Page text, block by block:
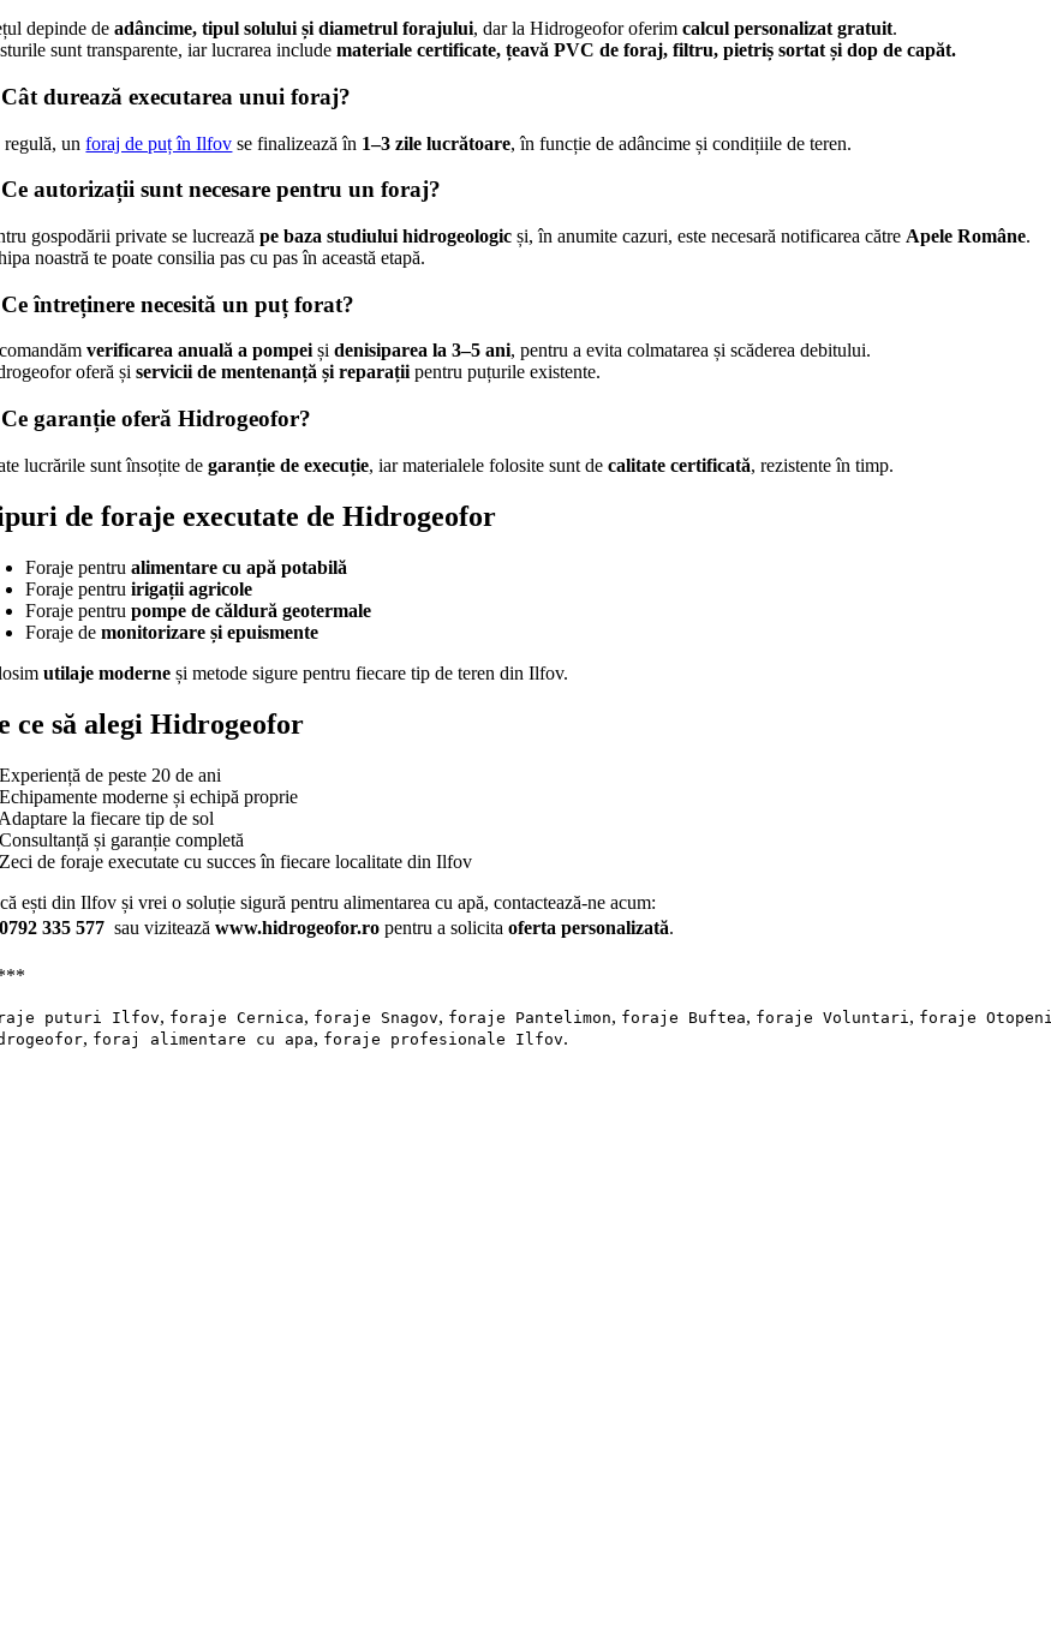
depinde deadâncime, tipul solului și diametrul forajului, dar la Hidrogeofor oferimcalcul personalizat gratuit.
sunt transparente, iar lucrarea includemateriale certificate, țeavă PVC de foraj, filtru, pietriș sortat și dop de capăt.
durează executarea unui foraj?
regulă, unforaj de puț în Ilfov se finalizează în 1–3 zile lucrătoare, în funcție de adâncime și condițiile de teren.
autorizații sunt necesare pentru un foraj?
gospodării private se lucreazăpe baza studiului hidrogeologic și, în anumite cazuri, este necesară notificarea către Apele Române.
noastră te poate consilia pas cu pas în această etapă.
întreținere necesită un puț forat?
verificarea anuală a pompeișidenisiparea la 3–5 ani, pentru a evita colmatarea și scăderea debitului.
oferă șiservicii de mentenanță și reparațiipentru puțurile existente.
garanție oferă Hidrogeofor?
lucrările sunt însoțite degaranție de execuție, iar materialele folosite sunt decalitate certificată, rezistente în timp.
de foraje executate de Hidrogeofor
Foraje pentrualimentare cu apă potabilă
Foraje pentruirigații agricole
Foraje pentrupompe de căldură geotermale
Foraje demonitorizare și epuismente
utilaje moderne și metode sigure pentru fiecare tip de teren din Ilfov.
ce să alegi Hidrogeofor
de peste 20 de ani
moderne și echipă proprie
la fiecare tip de sol
și garanție completă
de foraje executate cu succes în fiecare localitate din Ilfov
ești din Ilfov și vrei o soluție sigură pentru alimentarea cu apă, contactează-ne acum:
335 577 sau viziteazăwww.hidrogeofor.ro pentru a solicitaoferta personalizată.
puturi Ilfov, foraje Cernica, foraje Snagov, foraje Pantelimon, foraje Buftea, foraje Voluntari , foraje Otopeni
, foraj alimentare cu apa, foraje profesionale Ilfov.